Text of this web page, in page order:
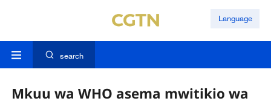
Language
search
Mkuu wa WHO asema mwitikio wa